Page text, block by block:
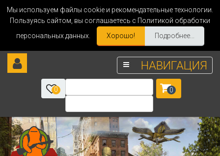
Мы используем файлы cookie и рекомендательные технологии.
Пользуясь сайтом, вы соглашаетесь с Политикой обработки
персональных данных.
Хорошо! Подробнее...
НАВИГАЦИЯ
0 0